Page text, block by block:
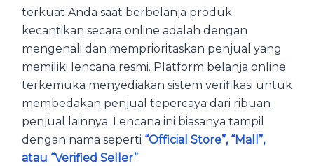
terkuat Anda saat berbelanja produk
kecantikan secara online adalah dengan
mengenali dan memprioritaskan penjual yang
memiliki lencana resmi. Platform belanja online
terkemuka menyediakan sistem verifikasi untuk
membedakan penjual tepercaya dari ribuan
penjual lainnya. Lencana ini biasanya tampil
dengan nama seperti “Official Store”, “Mall”,
atau “Verified Seller”.